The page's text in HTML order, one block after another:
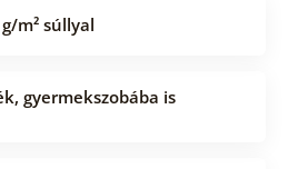
m² súllyal
gyermekszobába is